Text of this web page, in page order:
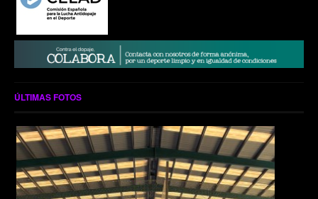
ÚLTIMAS FOTOS